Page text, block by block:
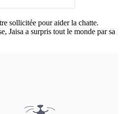
sollicitée pour aider la chatte.
Jaisa a surpris tout le monde par sa